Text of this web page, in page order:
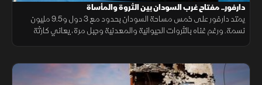
دارفور.. مفتاح غرب السودان بين الثروة والمأساة
يمتد دارفور على خمس مساحة السودان بحدود مع 3 دول و9.5 مليون
نسمة. ورغم غناه بالثروات الحيوانية والمعدنية وجبل مرة، يعاني كارثة